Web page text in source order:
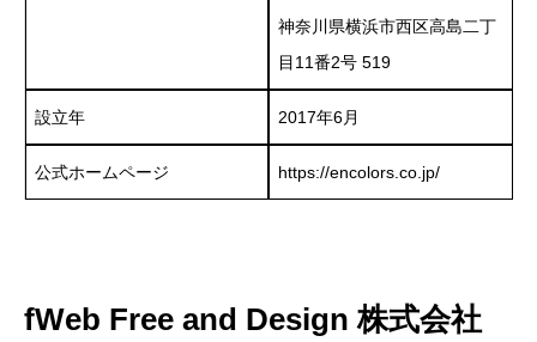
神奈川県横浜市西区高島二丁
目11番2号 519
設立年 2017年6月
公式ホームページ https://encolors.co.jp/
fWeb Free and Design 株式会社